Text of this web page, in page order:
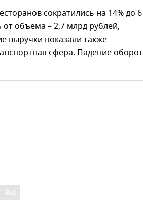
сократились на 14% до 6
объема – 2,7 млрд рублей,
выручки показали также
сфера. Падение